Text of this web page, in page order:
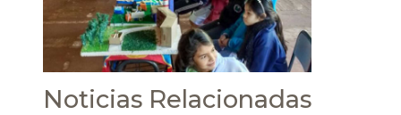
Noticias Relacionadas